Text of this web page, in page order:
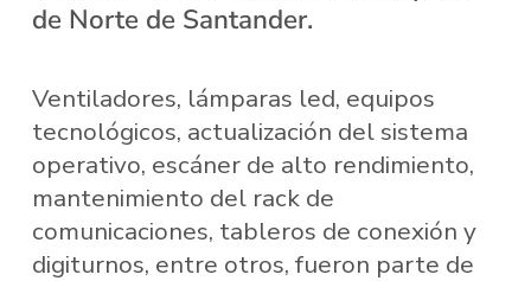
de Norte de Santander.
Ventiladores, lámparas led, equipos
tecnológicos, actualización del sistema
operativo, escáner de alto rendimiento,
mantenimiento del rack de
comunicaciones, tableros de conexión y
digiturnos, entre otros, fueron parte de